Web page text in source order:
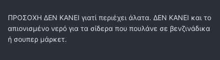
ΠΡΟΣΟΧΗ ΔΕΝ ΚΑΝΕΙ γιατί περιέχει άλατα. ΔΕΝ ΚΑΝΕΙ και το
απιονισμένο νερό για τα σίδερα που πουλάνε σε βενζινάδικα
ή σουπερ μάρκετ.